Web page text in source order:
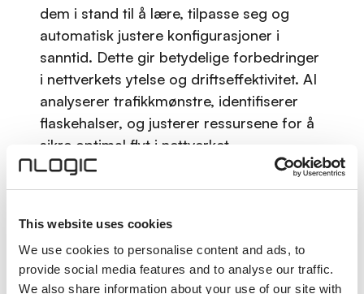
This website uses cookies
We use cookies to personalise content and ads, to
provide social media features and to analyse our traffic.
We also share information about your use of our site with
dem i stand til å lære, tilpasse seg og
automatisk justere konfigurasjoner i
sanntid. Dette gir betydelige forbedringer
i nettverkets ytelse og driftseffektivitet. AI
analyserer trafikkmønstre, identifiserer
flaskehalser, og justerer ressursene for å
sikre optimal flyt i nettverket.
Sikkerhet i
Sikkerhet er en kritisk faktor i
nettverksadministrasjon, spesielt med
stadig økende trusler fra cyberangrep.